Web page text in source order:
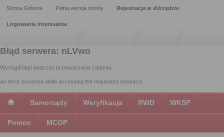
Strona Główna Pełna wersja strony Rejestracja w eUrzędzie
Logowanie interesanta
Błąd serwera: nLVwo
Wystąpił błąd podczas przetwarzania żądania.
An error occurred while accessing the requested resource.
Samorządy Weryfikacja RWD WKSP
Pomoc MCOP